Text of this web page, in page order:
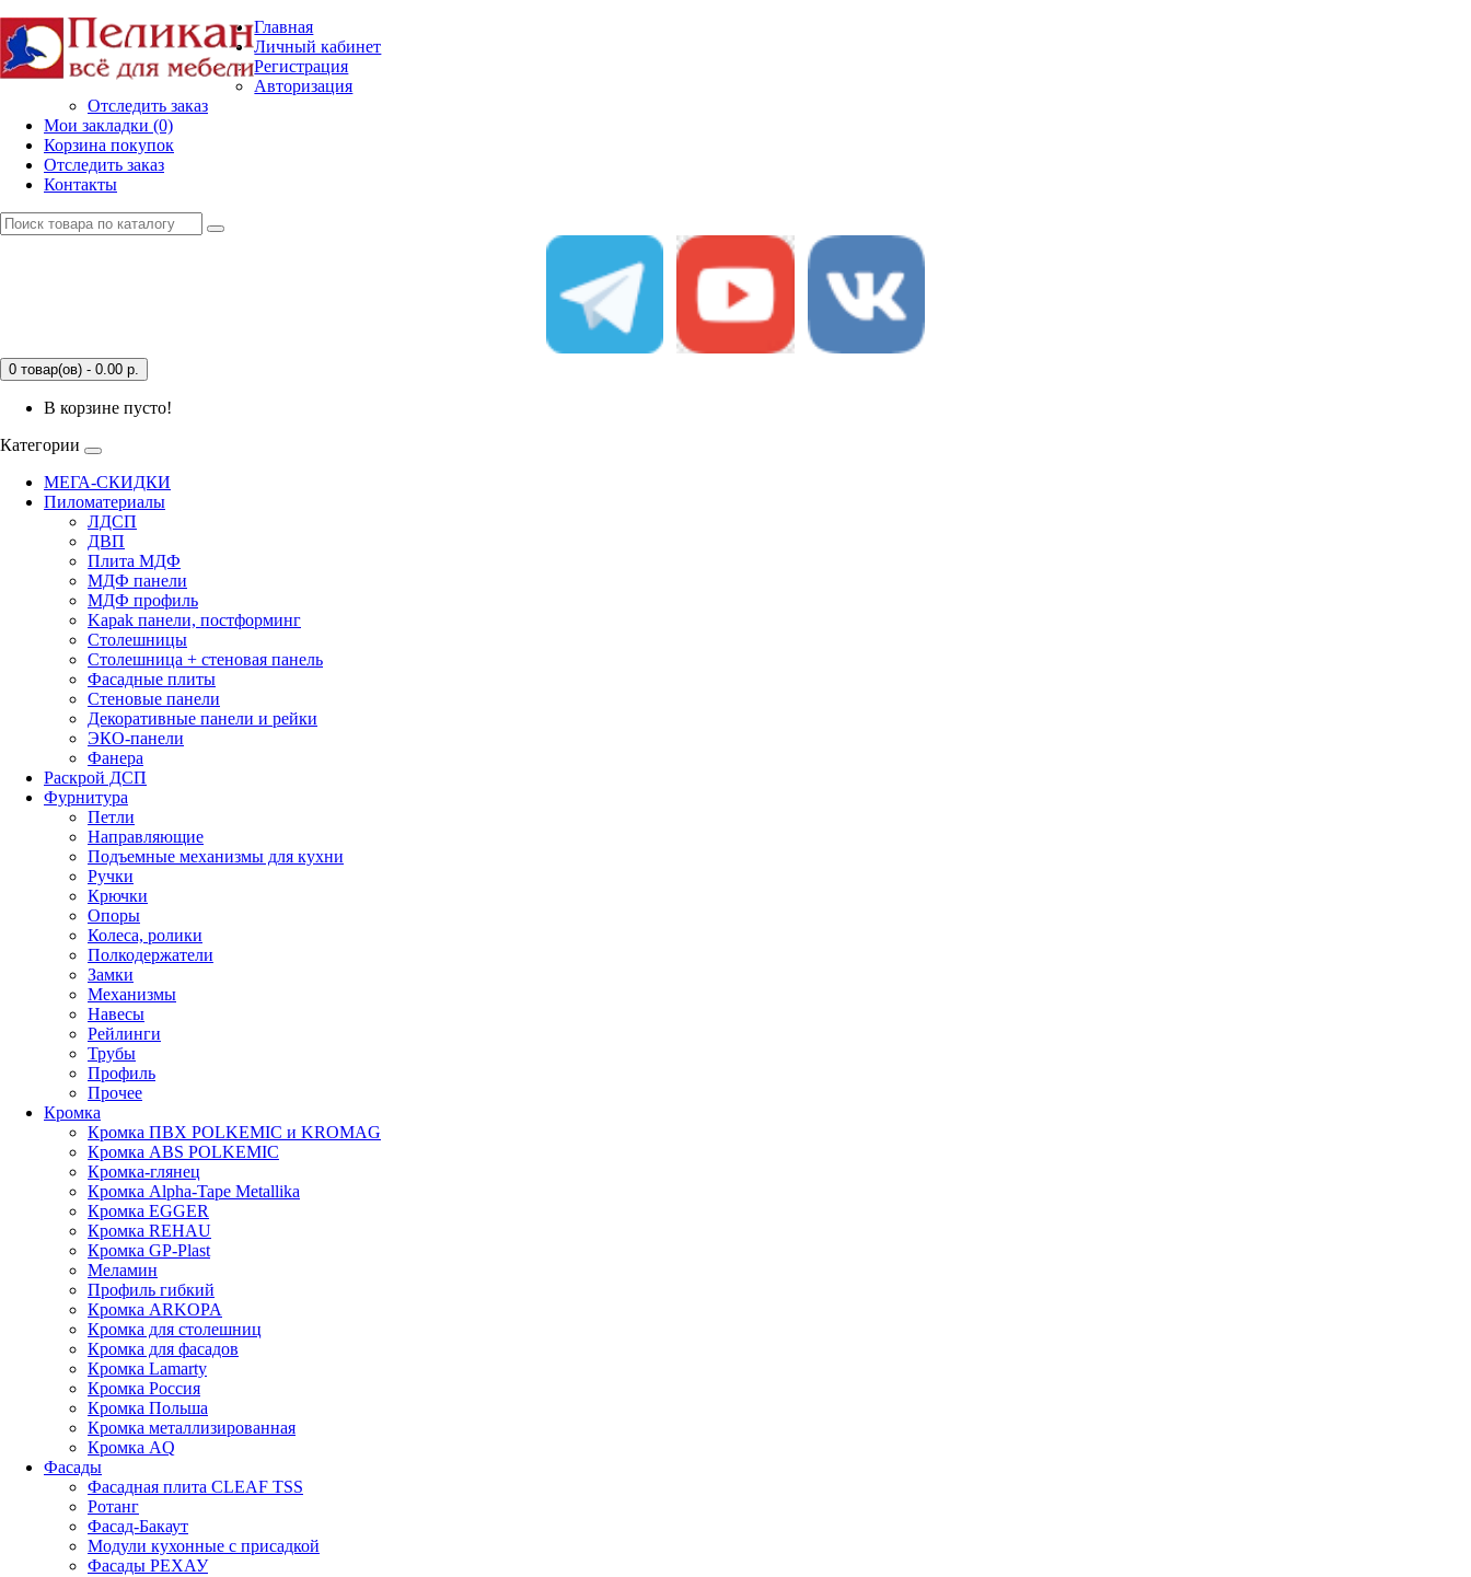
Главная
Личный кабинет
Регистрация
Авторизация
Отследить заказ
Мои закладки (0)
Корзина покупок
Отследить заказ
Контакты
0 товар(ов) - 0.00 р.
В корзине пусто!
Категории
МЕГА-СКИДКИ
Пиломатериалы
ЛДСП
ДВП
Плита МДФ
МДФ панели
МДФ профиль
Kapak панели, постформинг
Столешницы
Столешница + стеновая панель
Фасадные плиты
Стеновые панели
Декоративные панели и рейки
ЭКО-панели
Фанера
Раскрой ДСП
Фурнитура
Петли
Направляющие
Подъемные механизмы для кухни
Ручки
Крючки
Опоры
Колеса, ролики
Полкодержатели
Замки
Механизмы
Навесы
Рейлинги
Трубы
Профиль
Прочее
Кромка
Кромка ПВХ POLKEMIC и KROMAG
Кромка ABS POLKEMIС
Кромка-глянец
Кромка Alpha-Tape Metallika
Кромка EGGER
Кромка REHAU
Кромка GP-Plast
Меламин
Профиль гибкий
Кромка ARKOPA
Кромка для столешниц
Кромка для фасадов
Кромка Lamarty
Кромка Россия
Кромка Польша
Кромка металлизированная
Кромка AQ
Фасады
Фасадная плита CLEAF TSS
Ротанг
Фасад-Бакаут
Модули кухонные с присадкой
Фасады РЕХАУ